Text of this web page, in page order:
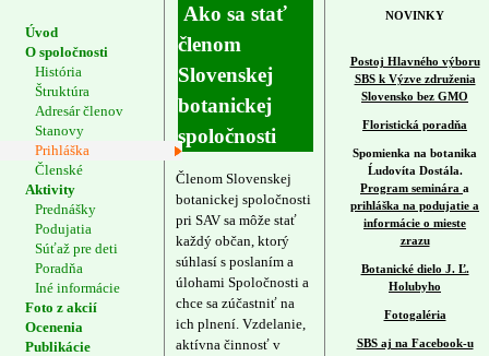
Úvod
O spoločnosti
História
Štruktúra
Adresár členov
Stanovy
Prihláška
Členské
Aktivity
Prednášky
Podujatia
Súťaž pre deti
Poradňa
Iné informácie
Foto z akcií
Ocenenia
Publikácie
NOVINKY
Postoj Hlavného výboru
SBS k Výzve združenia
Slovensko bez GMO
Floristická poradňa
Spomienka na botanika
Ĺudovíta Dostála.
Program seminára a
prihláška na podujatie a
informácie o mieste
zrazu
Botanické dielo J. Ľ.
Holubyho
Fotogaléria
SBS aj na Facebook-u
Ako sa stať
členom
Slovenskej
botanickej
spoločnosti
Členom Slovenskej
botanickej spoločnosti
pri SAV sa môže stať
každý občan, ktorý
súhlasí s poslaním a
úlohami Spoločnosti a
chce sa zúčastniť na
ich plnení. Vzdelanie,
aktívna činnosť v